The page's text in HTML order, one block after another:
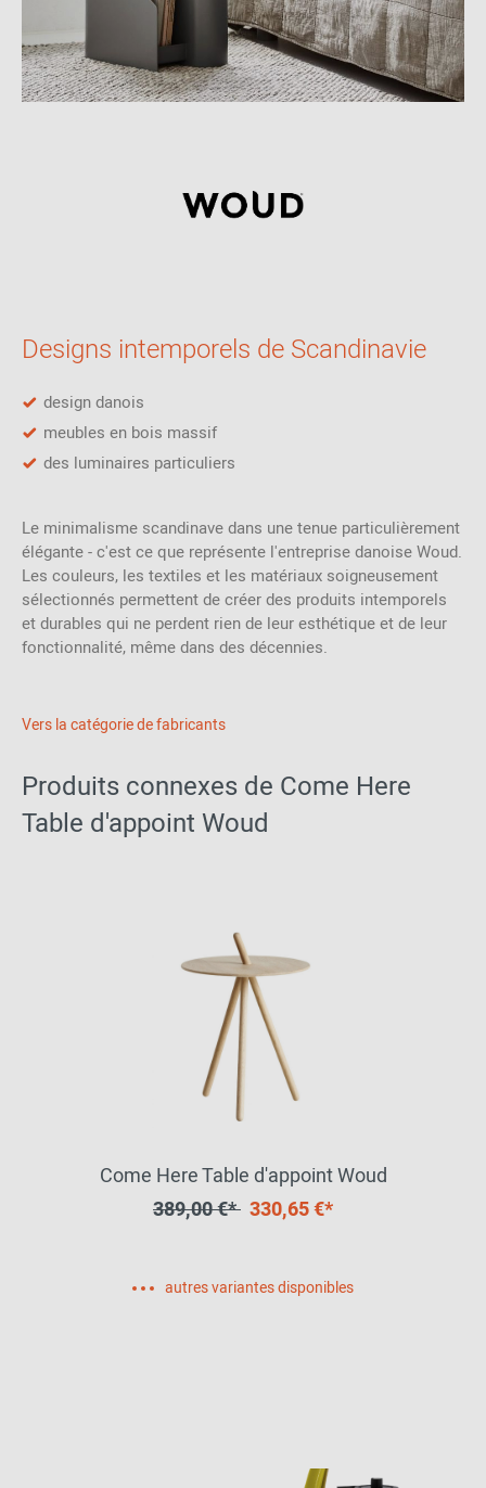
Designs intemporels de Scandinavie
design danois
meubles en bois massif
des luminaires particuliers
Le minimalisme scandinave dans une tenue particulièrement
élégante - c'est ce que représente l'entreprise danoise Woud.
Les couleurs, les textiles et les matériaux soigneusement
sélectionnés permettent de créer des produits intemporels
et durables qui ne perdent rien de leur esthétique et de leur
fonctionnalité, même dans des décennies.
Vers la catégorie de fabricants
Produits connexes de Come Here
Table d'appoint Woud
Come Here Table d'appoint Woud
389,00 €* 330,65 €*
autres variantes disponibles